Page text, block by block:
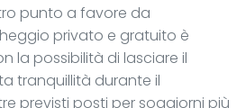
punto a favore da
privato e gratuito è
la possibilità di lasciare il
tranquillità durante il
previsti posti per soggiorni più